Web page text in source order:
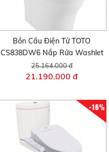
Bồn Cầu Điện Tử TOTO
CS838DW6 Nắp Rửa Washlet
25.164.000 đ
21.190.000 đ
-16%